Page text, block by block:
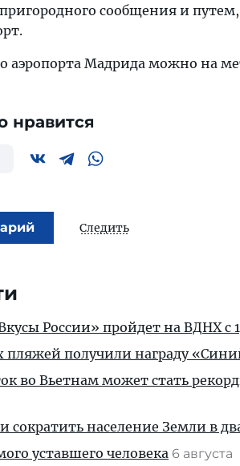
сообщения и путем,
аэропорта Мадрида можно на
нравится
Следить
России» пройдет на ВДНХ с
пляжей получили награду
во Вьетнам может стать
население Земли в
уставшего человека 6 августа